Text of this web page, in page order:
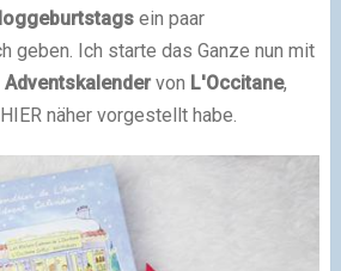
ein paar
geben. Ich starte das Ganze nun mit
Adventskalendervon L'Occitane,
näher vorgestellt habe.